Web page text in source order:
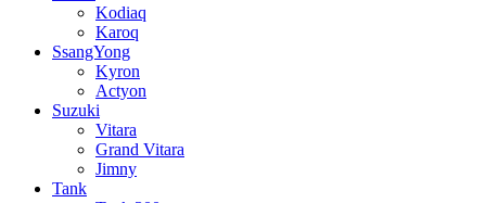
Kodiaq
Karoq
SsangYong
Kyron
Actyon
Suzuki
Vitara
Grand Vitara
Jimny
Tank